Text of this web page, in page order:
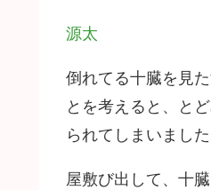
源太
倒れてる十臓を見
とを考えると、と
られてしまいました
屋敷び出して、十